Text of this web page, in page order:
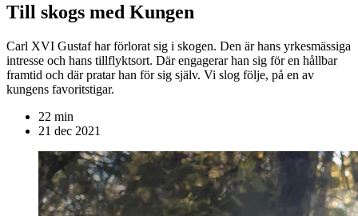
Till skogs med Kungen
Carl XVI Gustaf har förlorat sig i skogen. Den är hans yrkesmässiga
intresse och hans tillflyktsort. Där engagerar han sig för en hållbar
framtid och där pratar han för sig själv. Vi slog följe, på en av
kungens favoritstigar.
22 min
21 dec 2021